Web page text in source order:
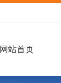
网站首页